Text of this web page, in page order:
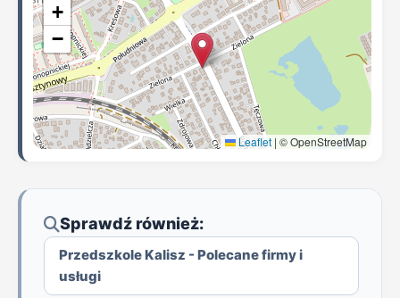
+
−
Leaflet | © OpenStreetMap
Sprawdź również:
Przedszkole Kalisz - Polecane firmy i
usługi